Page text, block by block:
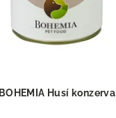
BOHEMIA Husí konzerva